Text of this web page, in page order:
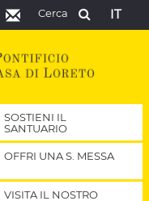
IT
Cerca
SOSTIENI IL
SANTUARIO
OFFRI UNA S. MESSA
VISITA IL NOSTRO